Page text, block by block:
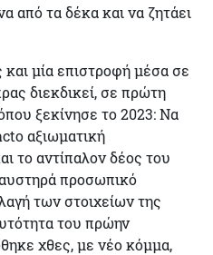
από τα δέκα και να ζητάει
μία επιστροφή μέσα σε
διεκδικεί, σε πρώτη
ξεκίνησε το 2023: Να
αξιωματική
το αντίπαλον δέος του
προσωπικό
των στοιχείων της
του πρώην
χθες, με νέο κόμμα,